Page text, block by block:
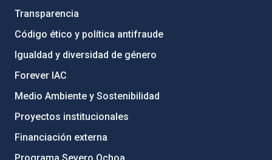
Transparencia
Código ético y política antifraude
Igualdad y diversidad de género
Forever IAC
Medio Ambiente y Sostenibilidad
Proyectos institucionales
Financiación externa